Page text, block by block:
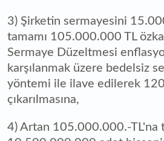
3) Şirketin sermayesini
tamamı 105.000.000 TL
Sermaye Düzeltmesi
karşılanmak üzere bedelsiz
yöntemi ile ilave edilerek
çıkarılmasına,
4) Artan 105.000.000.-TL'na